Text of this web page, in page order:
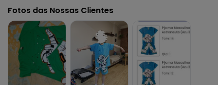
Código do produto: 7738507
Modelagem: JUSTA
Comprimento da Manga: CURTA
Forro: NÃO
Cintura: BAIXA
Decote Frente : REDONDO
Fornecedor: ATELIE DA CRIANÇA / CNPJ 30.001.014/0001-90
Feito: Brasil
Cuidados para conservação do produto: Temperatura
Fotos das Nossas Clientes